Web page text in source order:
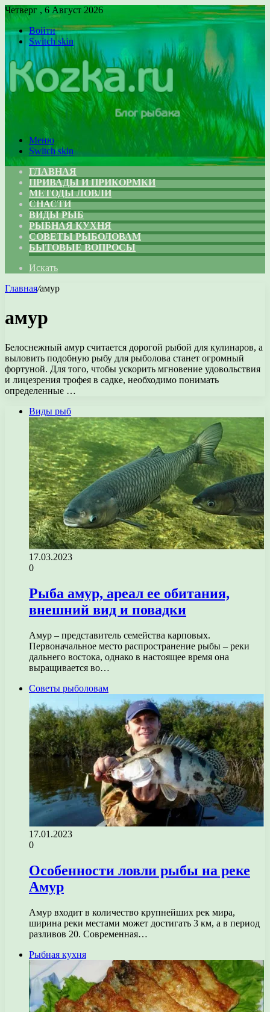
Четверг , 6 Август 2026
Войти
Switch skin
Меню
Switch skin
ГЛАВНАЯ
ПРИВАДЫ И ПРИКОРМКИ
МЕТОДЫ ЛОВЛИ
СНАСТИ
ВИДЫ РЫБ
РЫБНАЯ КУХНЯ
СОВЕТЫ РЫБОЛОВАМ
БЫТОВЫЕ ВОПРОСЫ
Искать
Главная/амур
амур
Белоснежный амур считается дорогой рыбой для кулинаров, а
выловить подобную рыбу для рыболова станет огромный
фортуной. Для того, чтобы ускорить мгновение удовольствия
и лицезрения трофея в садке, необходимо понимать
определенные …
Виды рыб
17.03.2023
0
Рыба амур, ареал ее обитания,
внешний вид и повадки
Амур – представитель семейства карповых.
Первоначальное место распространение рыбы – реки
дальнего востока, однако в настоящее время она
выращивается во…
Советы рыболовам
17.01.2023
0
Особенности ловли рыбы на реке
Амур
Амур входит в количество крупнейших рек мира,
ширина реки местами может достигать 3 км, а в период
разливов 20. Современная…
Рыбная кухня